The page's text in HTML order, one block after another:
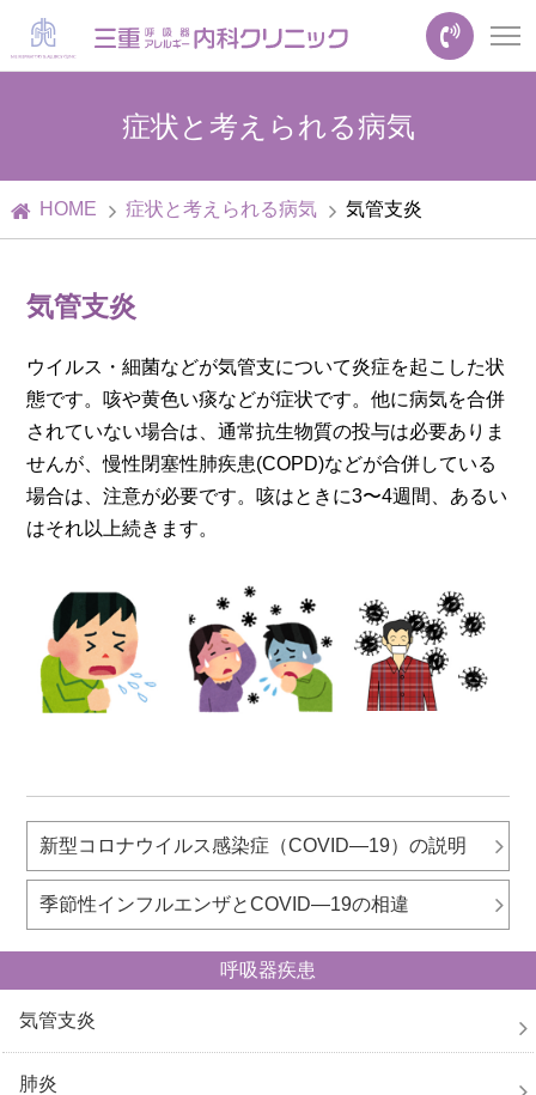
症状と考えられる病気
HOME 症状と考えられる病気 気管支炎
気管支炎
ウイルス・細菌などが気管支について炎症を起こした状
態です。咳や黄色い痰などが症状です。他に病気を合併
されていない場合は、通常抗生物質の投与は必要ありま
せんが、慢性閉塞性肺疾患(COPD)などが合併している
場合は、注意が必要です。咳はときに3〜4週間、あるい
はそれ以上続きます。
新型コロナウイルス感染症（COVID―19）の説明
季節性インフルエンザとCOVID―19の相違
呼吸器疾患
気管支炎
肺炎